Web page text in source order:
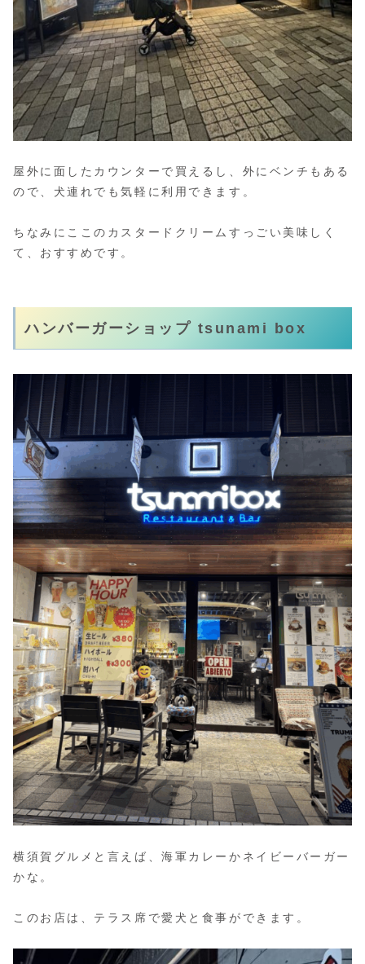
屋外に面したカウンターで買えるし、外にベンチもある
ので、犬連れでも気軽に利用できます。
ちなみにここのカスタードクリームすっごい美味しく
て、おすすめです。
ハンバーガーショップ tsunami box
横須賀グルメと言えば、海軍カレーかネイビーバーガー
かな。
このお店は、テラス席で愛犬と食事ができます。